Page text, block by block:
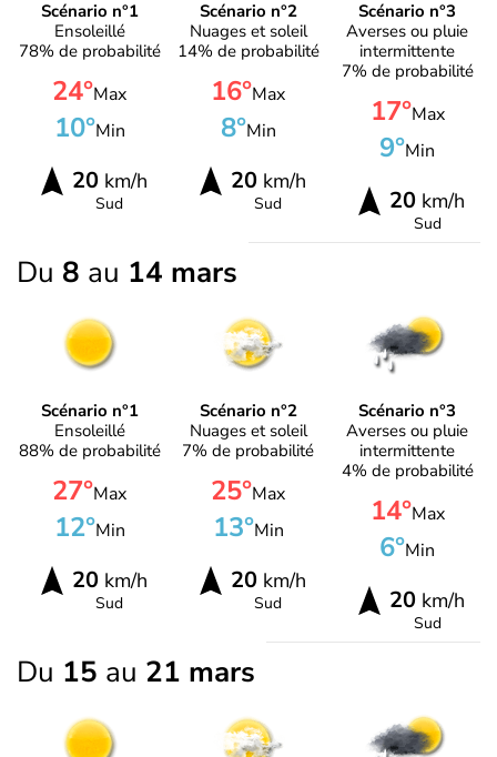
Scénario n°1
Ensoleillé
78% de probabilité
24°Max
10°Min
20km/h
Sud
Scénario n°2
Nuages et soleil
14% de probabilité
16°Max
8°Min
20km/h
Sud
Scénario n°3
Averses ou pluie
intermittente
7% de probabilité
17°Max
9°Min
20 km/h
Sud
Du 8 au 14 mars
Scénario n°1
Ensoleillé
88% de probabilité
27°Max
12°Min
20km/h
Sud
Scénario n°2
Nuages et soleil
7% de probabilité
25°Max
13°Min
20km/h
Sud
Scénario n°3
Averses ou pluie
intermittente
4% de probabilité
14°Max
6°Min
20 km/h
Sud
Du 15 au 21 mars